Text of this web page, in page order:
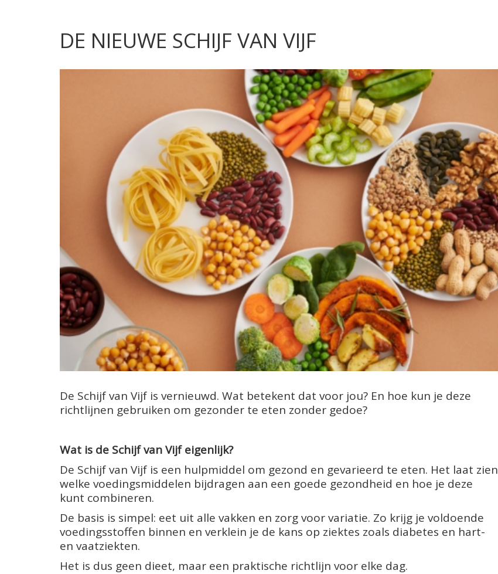
DE NIEUWE SCHIJF VAN VIJF
De Schijf van Vijf is vernieuwd. Wat betekent dat voor jou? En hoe kun je deze
richtlijnen gebruiken om gezonder te eten zonder gedoe?
Wat is de Schijf van Vijf eigenlijk?
De Schijf van Vijf is een hulpmiddel om gezond en gevarieerd te eten. Het laat zien
welke voedingsmiddelen bijdragen aan een goede gezondheid en hoe je deze
kunt combineren.
De basis is simpel: eet uit alle vakken en zorg voor variatie. Zo krijg je voldoende
voedingsstoffen binnen en verklein je de kans op ziektes zoals diabetes en hart-
en vaatziekten.
Het is dus geen dieet, maar een praktische richtlijn voor elke dag.